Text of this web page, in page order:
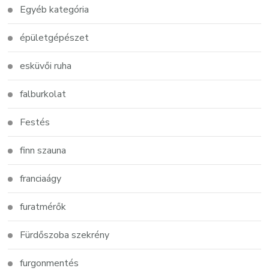
Egyéb kategória
épületgépészet
esküvői ruha
falburkolat
Festés
finn szauna
franciaágy
furatmérők
Fürdőszoba szekrény
furgonmentés